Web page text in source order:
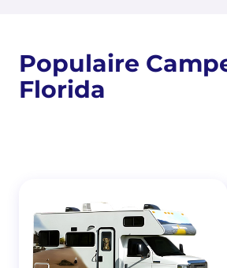
Populaire
Florida